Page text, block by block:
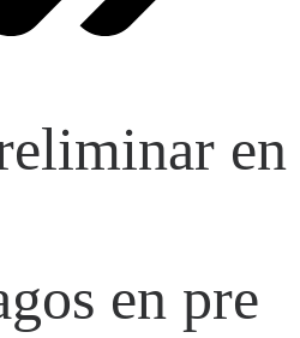
en
en pre